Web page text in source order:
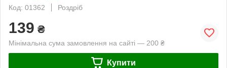
Код: 01362
Роздріб
139 ₴
Мінімальна сума замовлення на сайті — 200 ₴
Купити